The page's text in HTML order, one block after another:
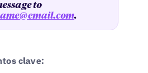
to
.
clave: